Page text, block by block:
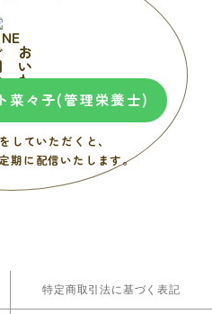
菜々子(管理栄養士)
していただくと、
期に配信いたします。
特定商取引法に基づく表記